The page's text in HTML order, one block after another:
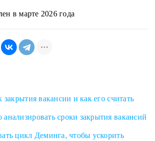
в марте 2026 года
закрытия вакансии и как его считать
сроки закрытия вакансий
цикл Деминга, чтобы ускорить